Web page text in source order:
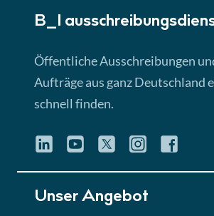
Lektion 3
► 4:31 Min
Quiz
Eignung im
B_I
Öffentliche Ausschreibungen
Aufträge aus ganz Deutschland
schnell finden.
Unser Angebot